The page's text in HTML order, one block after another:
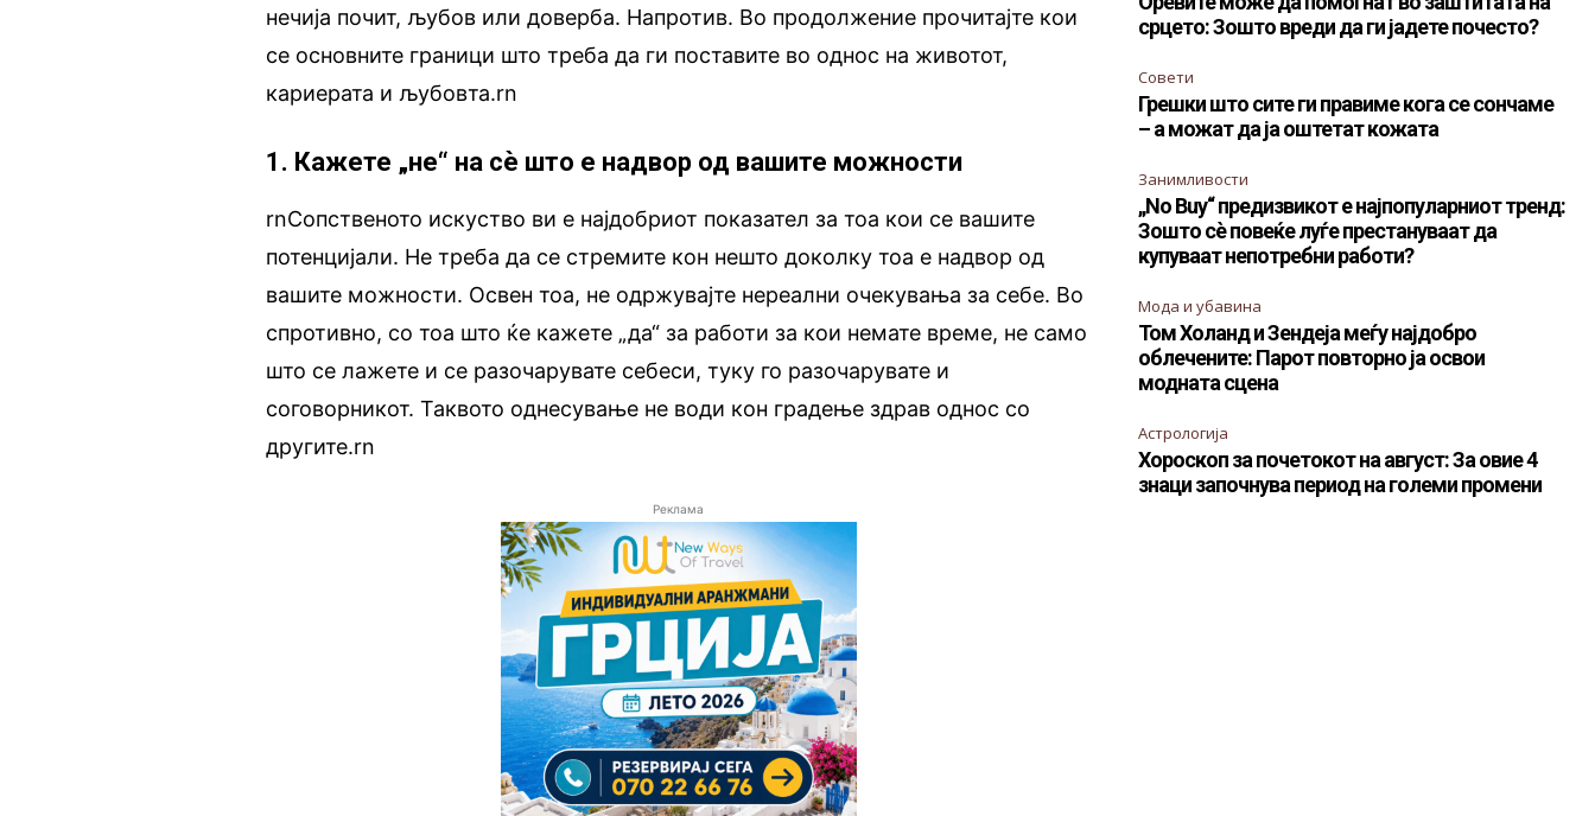
нечија почит, љубов или доверба. Напротив. Во продолжение прочитајте кои
се основните граници што треба да ги поставите во однос на животот,
кариерата и љубовта.rn
1. Кажете „не“ на сè што е надвор од вашите можности
rnСопственото искуство ви е најдобриот показател за тоа кои се вашите
потенцијали. Не треба да се стремите кон нешто доколку тоа е надвор од
вашите можности. Освен тоа, не одржувајте нереални очекувања за себе. Во
спротивно, со тоа што ќе кажете „да“ за работи за кои немате време, не само
што се лажете и се разочарувате себеси, туку го разочарувате и
соговорникот. Таквото однесување не води кон градење здрав однос со
другите.rn
Реклама
срцето: Зошто вреди да ги јадете почесто?
Совети
Грешки што сите ги правиме кога се сончаме
– а можат да ја оштетат кожата
Занимливости
„No Buy“ предизвикот е најпопуларниот тренд:
Зошто сè повеќе луѓе престануваат да
купуваат непотребни работи?
Мода и убавина
Том Холанд и Зендеја меѓу најдобро
облечените: Парот повторно ја освои
модната сцена
Астрологија
Хороскоп за почетокот на август: За овие 4
знаци започнува период на големи промени